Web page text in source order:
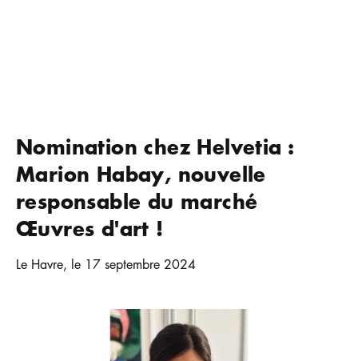
Nomination chez Helvetia :
Marion Habay, nouvelle
responsable du marché
Œuvres d'art !
Le Havre, le 17 septembre 2024